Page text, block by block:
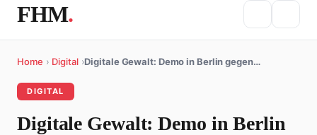
FHM.
Home › Digital ›Digitale Gewalt: Demo in Berlin gegen…
DIGITAL
Digitale Gewalt: Demo in Berlin